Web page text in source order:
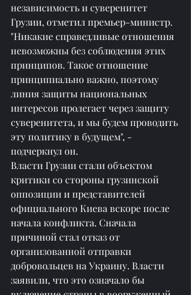
независимость и суверенитет
Грузии, отметил премьер-министр.
"Никакие справедливые отношения
невозможны без соблюдения этих
принципов. Такое отношение
принципиально важно, поэтому
линия защиты национальных
интересов пролегает через защиту
суверенитета, и мы будем проводить
эту политику в будущем", -
подчеркнул он.
Власти Грузии стали объектом
критики со стороны грузинской
оппозиции и представителей
официального Киева вскоре после
начала конфликта. Сначала
причиной стал отказ от
организованной отправки
добровольцев на Украину. Власти
заявили, что это означало бы